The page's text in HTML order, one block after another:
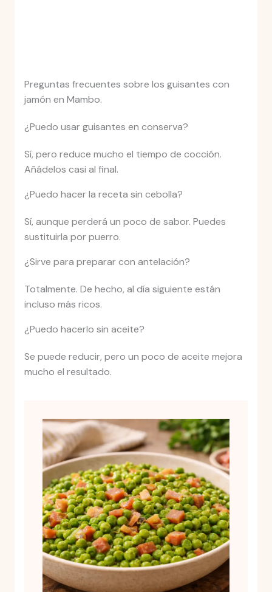
Preguntas frecuentes sobre los guisantes con
jamón en Mambo.
¿Puedo usar guisantes en conserva?
Sí, pero reduce mucho el tiempo de cocción.
Añádelos casi al final.
¿Puedo hacer la receta sin cebolla?
Sí, aunque perderá un poco de sabor. Puedes
sustituirla por puerro.
¿Sirve para preparar con antelación?
Totalmente. De hecho, al día siguiente están
incluso más ricos.
¿Puedo hacerlo sin aceite?
Se puede reducir, pero un poco de aceite mejora
mucho el resultado.